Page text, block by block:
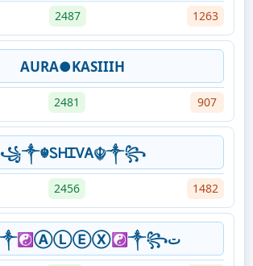
2487 1263
AURA●KASIIIH
2481 907
꧁༒☬ᏚᎻᏆᏙᎪ☬༒꧂
2456 1482
ت꧁༒☯ⒶⓁⒺⓍ☯༒꧂ت